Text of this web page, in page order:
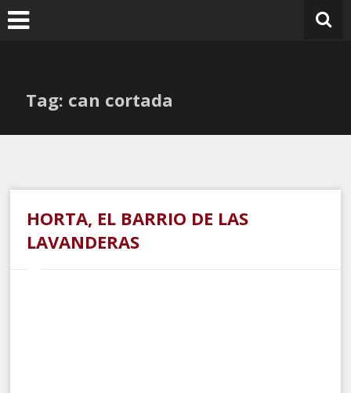
Ir
al
Tag: can cortada
HORTA, EL BARRIO DE LAS
LAVANDERAS